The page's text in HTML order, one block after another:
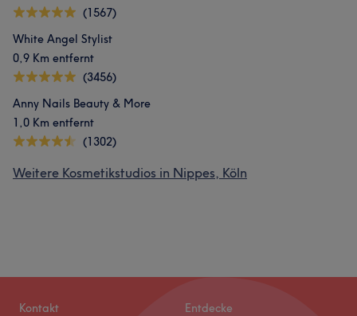
(1567)
White Angel Stylist
0,9 Km entfernt
(3456)
Anny Nails Beauty & More
1,0 Km entfernt
(1302)
Weitere Kosmetikstudios in Nippes, Köln
Kontakt Entdecke